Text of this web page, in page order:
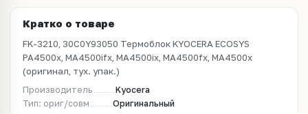
Кратко о товаре
FK-3210, 30C0Y93050 Термоблок KYOCERA ECOSYS
PA4500x, MA4500ifx, MA4500ix, MA4500fx, MA4500x
(оригинал, тух. упак.)
Производитель
Kyocera
Тип: ориг/совм
Оригинальный